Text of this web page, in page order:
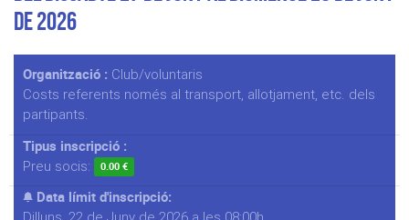
de 2026
Organització : Club/voluntaris
Costs referents només al transport, allotjament, etc. dels
partipants.
Tipus inscripció :
Preu socis: 0.00 €
Data límit d'inscripció: